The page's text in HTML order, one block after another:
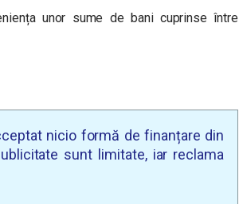
unor sume de bani cuprinse între
nicio formă de finanțare din
sunt limitate, iar reclama